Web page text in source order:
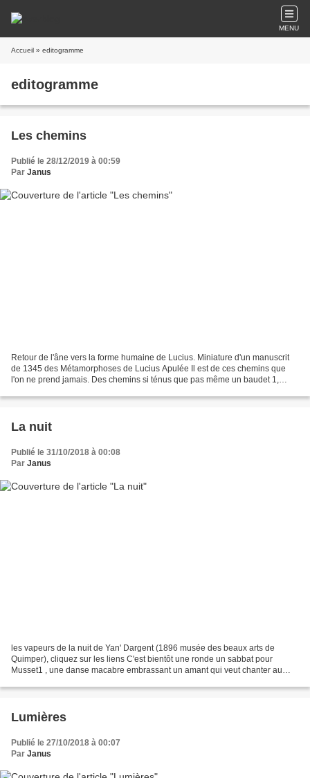
MENU
Accueil » editogramme
editogramme
Les chemins
Publié le 28/12/2019 à 00:59
Par Janus
Retour de l'âne vers la forme humaine de Lucius. Miniature d'un manuscrit
de 1345 des Métamorphoses de Lucius Apulée Il est de ces chemins que
l'on ne prend jamais. Des chemins si ténus que pas même un baudet 1,
La nuit
Publié le 31/10/2018 à 00:08
Par Janus
les vapeurs de la nuit de Yan' Dargent (1896 musée des beaux arts de
Quimper), cliquez sur les liens C'est bientôt une ronde un sabbat pour
Musset1 , une danse macabre embrassant un amant qui veut chanter au
Lumières
Publié le 27/10/2018 à 00:07
Par Janus